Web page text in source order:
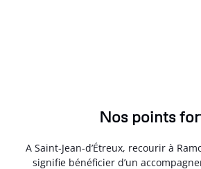
Nos points
A Saint-Jean-d’Étreux, recourir à
signifie bénéficier d’un